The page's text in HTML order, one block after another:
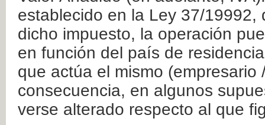
establecido en la Ley 37/
dicho impuesto, la operación
en función del país de
que actúa el mismo
consecuencia, en algunos
verse alterado respecto al que